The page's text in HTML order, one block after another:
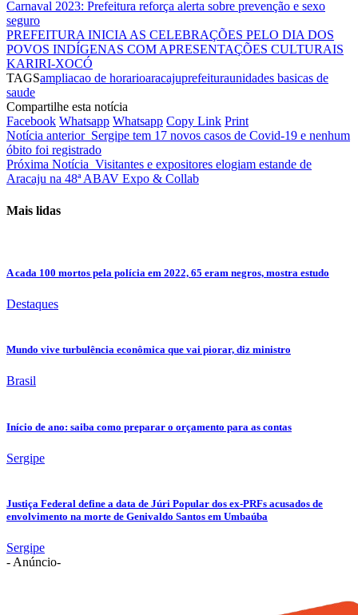
Carnaval 2023: Prefeitura reforça alerta sobre prevenção e sexo
seguro
PREFEITURA INICIA AS CELEBRAÇÕES PELO DIA DOS
POVOS INDÍGENAS COM APRESENTAÇÕES CULTURAIS
KARIRI-XOCÓ
TAGSampliacao de horarioaracajuprefeituraunidades basicas de
saude
Compartilhe esta notícia
Facebook Whatsapp Whatsapp Copy Link Print
Notícia anterior Sergipe tem 17 novos casos de Covid-19 e nenhum
óbito foi registrado
Próxima Notícia Visitantes e expositores elogiam estande de
Aracaju na 48ª ABAV Expo & Collab
Mais lidas
A cada 100 mortos pela polícia em 2022, 65 eram negros, mostra estudo
Destaques
Mundo vive turbulência econômica que vai piorar, diz ministro
Brasil
Início de ano: saiba como preparar o orçamento para as contas
Sergipe
Justiça Federal define a data de Júri Popular dos ex-PRFs acusados de
envolvimento na morte de Genivaldo Santos em Umbaúba
Sergipe
- Anúncio-